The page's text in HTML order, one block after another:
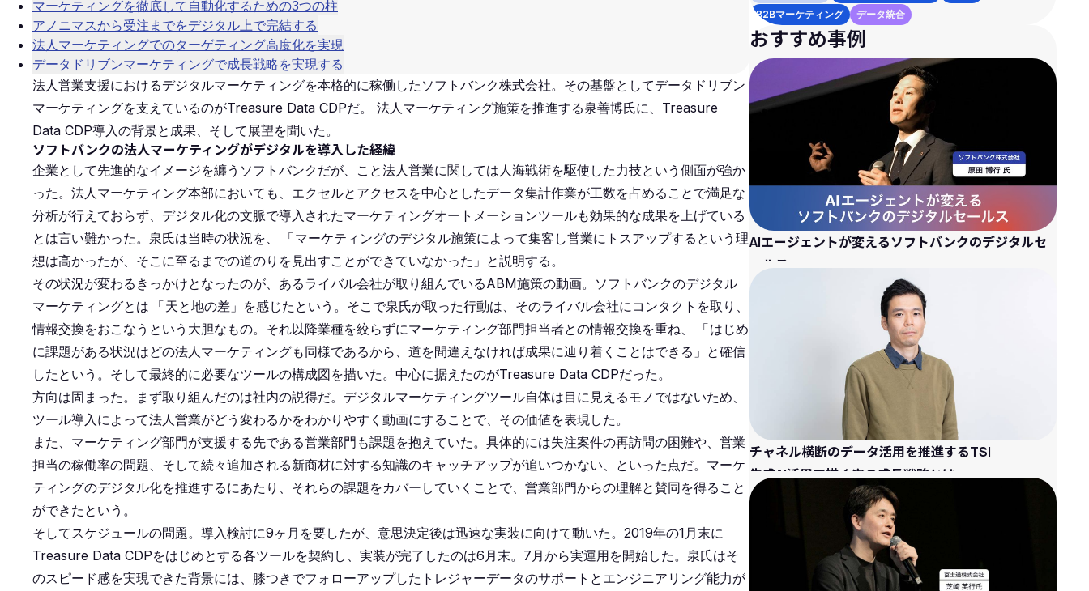
マーケティングを徹底して自動化するための3つの柱
アノニマスから受注までをデジタル上で完結する
法人マーケティングでのターゲティング高度化を実現
データドリブンマーケティングで成長戦略を実現する
法人営業支援におけるデジタルマーケティングを本格的に稼働したソフトバンク株式会社。その基盤としてデータドリブン
マーケティングを支えているのがTreasure Data CDPだ。 法人マーケティング施策を推進する泉善博氏に、Treasure
Data CDP導入の背景と成果、そして展望を聞いた。
ソフトバンクの法人マーケティングがデジタルを導入した経緯
企業として先進的なイメージを纏うソフトバンクだが、こと法人営業に関しては人海戦術を駆使した力技という側面が強か
った。法人マーケティング本部においても、エクセルとアクセスを中心としたデータ集計作業が工数を占めることで満足な
分析が行えておらず、デジタル化の文脈で導入されたマーケティングオートメーションツールも効果的な成果を上げている
とは言い難かった。泉氏は当時の状況を、
「マーケティングのデジタル施策によって集客し営業にトスアップするという理
想は高かったが、そこに至るまでの道のりを見出すことができていなかった」と説明する。
その状況が変わるきっかけとなったのが、あるライバル会社が取り組んでいるABM施策の動画。ソフトバンクのデジタル
マーケティングとは
「天と地の差」を感じたという。そこで泉氏が取った行動は、そのライバル会社にコンタクトを取り、
情報交換をおこなうという大胆なもの。それ以降業種を絞らずにマーケティング部門担当者との情報交換を重ね、
「はじめ
に課題がある状況はどの法人マーケティングも同様であるから、道を間違えなければ成果に辿り着くことはできる」と確信
したという。そして最終的に必要なツールの構成図を描いた。中心に据えたのがTreasure Data CDPだった。
方向は固まった。まず取り組んだのは社内の説得だ。デジタルマーケティングツール自体は目に見えるモノではないため、
ツール導入によって法人営業がどう変わるかをわかりやすく動画にすることで、その価値を表現した。
また、マーケティング部門が支援する先である営業部門も課題を抱えていた。具体的には失注案件の再訪問の困難や、営業
担当の稼働率の問題、そして続々追加される新商材に対する知識のキャッチアップが追いつかない、といった点だ。マーケ
ティングのデジタル化を推進するにあたり、それらの課題をカバーしていくことで、営業部門からの理解と賛同を得ること
ができたという。
そしてスケジュールの問題。導入検討に9ヶ月を要したが、意思決定後は迅速な実装に向けて動いた。2019年の1月末に
Treasure Data CDPをはじめとする各ツールを契約し、実装が完了したのは6月末。7月から実運用を開始した。泉氏はそ
のスピード感を実現できた背景には、膝つきでフォローアップしたトレジャーデータのサポートとエンジニアリング能力が
B2Bマーケティング
データ統合
おすすめ事例
AIエージェントが変えるソフトバンクのデジタルセ
ールス
チャネル横断のデータ活用を推進するTSI
生成AI活用で描く次の成長戦略とは